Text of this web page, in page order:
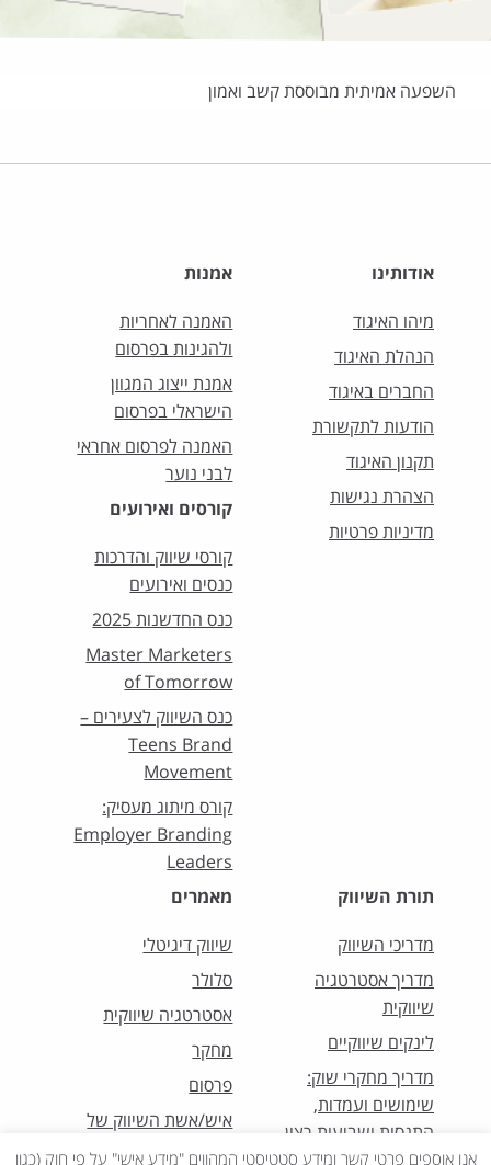
השפעה אמיתית מבוססת קשב ואמון
אודותינו
מיהו האיגוד
הנהלת האיגוד
החברים באיגוד
הודעות לתקשורת
תקנון האיגוד
הצהרת נגישות
מדיניות פרטיות
אמנות
האמנה לאחריות
ולהגינות בפרסום
אמנת ייצוג המגוון
הישראלי בפרסום
האמנה לפרסום אחראי
לבני נוער
קורסים ואירועים
קורסי שיווק והדרכות
כנסים ואירועים
כנס החדשנות 2025
Master Marketers
of Tomorrow
כנס השיווק לצעירים –
Teens Brand
Movement
קורס מיתוג מעסיק:
Employer Branding
Leaders
תורת השיווק
מדריכי השיווק
מדריך אסטרטגיה
שיווקית
לינקים שיווקיים
מדריך מחקרי שוק:
שימושים ועמדות,
התנסות ושביעות רצון
מאמרים
שיווק דיגיטלי
סלולר
אסטרטגיה שיווקית
מחקר
פרסום
איש/אשת השיווק של
אנו אוספים פרטי קשר ומידע סטטיסטי המהווים "מידע אישי" על פי חוק (כגון